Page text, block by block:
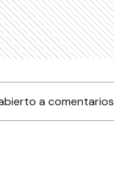
a comentarios